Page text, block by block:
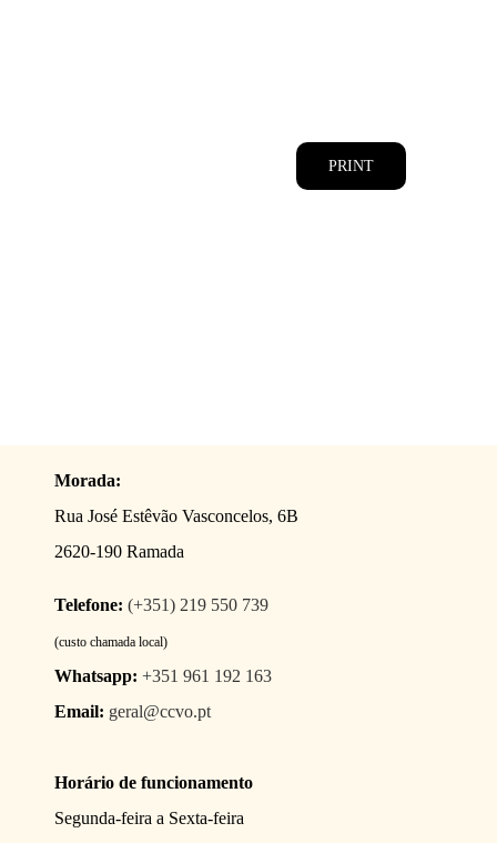
PRINT
Morada:
Rua José Estêvão Vasconcelos, 6B
2620-190 Ramada
Telefone: (+351) 219 550 739
(custo chamada local)
Whatsapp: +351 961 192 163
Email: geral@ccvo.pt
Horário de funcionamento
Segunda-feira a Sexta-feira